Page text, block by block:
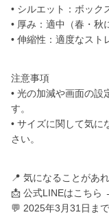
• シルエット：ボック
• 厚み：適中（春・秋
• 伸縮性：適度なスト
注意事項
• 光の加減や画面の設
す。
• サイズに関して気に
さい。
📍 気になることがあ
📩 公式LINEはこちら
💬 2025年3月31日ま